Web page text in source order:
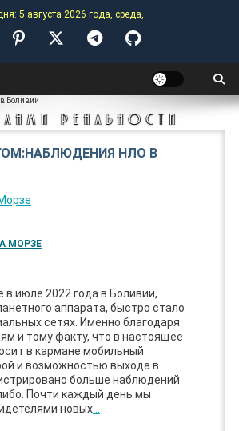
5 августа 2026 года, среда,
HUB
РЕАЛЬНОСТИ
Боливии
НЛО В
МОРЗЕ
в июле 2022 года в Боливии,
аппарата, быстро стало
сетях. Именно благодаря
и тому факту, что в настоящее
в кармане мобильный
и возможностью выхода в
больше наблюдений
Почти каждый день мы
новых…